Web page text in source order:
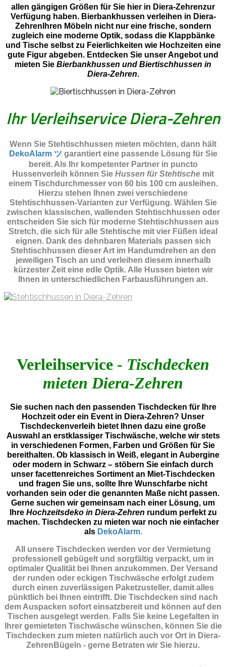
allen gängigen Größen für Sie hier in Diera-Zehrenzur
Verfügung haben. Bierbankhussen verleihen in Diera-
ZehrenIhren Möbeln nicht nur eine frische, sondern
zugleich eine moderne Optik, sodass die Klappbänke
und Tische selbst zu Feierlichkeiten wie Hochzeiten eine
gute Figur abgeben. Entdecken Sie unser Angebot und
mieten Sie Bierbankhussen und Biertischhussen in
Diera-Zehren.
Ihr Verleihservice Diera-Zehren
Wenn Sie Stehtischhussen mieten möchten, dann hält
DekoAlarm ツ garantiert eine passende Lösung für Sie
bereit. Als Ihr kompetenter Partner in puncto
Hussenverleih können Sie Hussen für Stehtische mit
einem Tischdurchmesser von 60 bis 100 cm ausleihen.
Hierzu stehen Ihnen zwei verschiedene
Stehtischhussen-Varianten zur Verfügung. Wählen Sie
zwischen klassischen, wallenden Stehtischhussen oder
entscheiden Sie sich für moderne Stehtischhussen aus
Stretch, die sich für alle Stehtische mit vier Füßen ideal
eignen. Dank des dehnbaren Materials passen sich
Stehtischhussen dieser Art im Handumdrehen an den
jeweiligen Tisch an und verleihen diesem innerhalb
kürzester Zeit eine edle Optik. Alle Hussen bieten wir
Ihnen in unterschiedlichen Farbausführungen an.
Verleihservice - Tischdecken
mieten Diera-Zehren
Sie suchen nach den passenden Tischdecken für Ihre
Hochzeit oder ein Event in Diera-Zehren? Unser
Tischdeckenverleih bietet Ihnen dazu eine große
Auswahl an erstklassiger Tischwäsche, welche wir stets
in verschiedenen Formen, Farben und Größen für Sie
bereithalten. Ob klassisch in Weiß, elegant in Aubergine
oder modern in Schwarz – stöbern Sie einfach durch
unser facettenreiches Sortiment an Miet-Tischdecken
und fragen Sie uns, sollte Ihre Wunschfarbe nicht
vorhanden sein oder die genannten Maße nicht passen.
Gerne suchen wir gemeinsam nach einer Lösung, um
Ihre Hochzeitsdeko in Diera-Zehren rundum perfekt zu
machen. Tischdecken zu mieten war noch nie einfacher
als DekoAlarm.
All unsere Tischdecken werden vor der Vermietung
professionell gebügelt und sorgfältig verpackt, um in
optimaler Qualität bei Ihnen anzukommen. Der Versand
der runden oder eckigen Tischwäsche erfolgt zudem
durch einen zuverlässigen Paketzusteller, damit alles
pünktlich bei Ihnen eintrifft. Die Tischdecken sind nach
dem Auspacken sofort einsatzbereit und können auf den
Tischen ausgelegt werden. Falls Sie keine Legefalten in
Ihrer gemieteten Tischwäsche wünschen, können Sie die
Tischdecken zum mieten natürlich auch vor Ort in Diera-
ZehrenBügeln - gerne Betraten wir Sie hierzu.